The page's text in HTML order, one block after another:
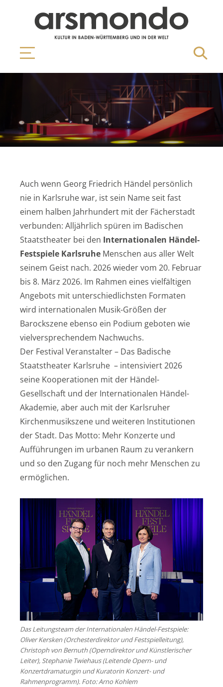
Auch wenn Georg Friedrich Händel persönlich
nie in Karlsruhe war, ist sein Name seit fast
einem halben Jahrhundert mit der Fächerstadt
verbunden: Alljährlich spüren im Badischen
Staatstheater bei den Internationalen Händel-
Festspiele Karlsruhe Menschen aus aller Welt
seinem Geist nach. 2026 wieder vom 20. Februar
bis 8. März 2026. Im Rahmen eines vielfältigen
Angebots mit unterschiedlichsten Formaten
wird internationalen Musik-Größen der
Barockszene ebenso ein Podium geboten wie
vielversprechendem Nachwuchs.
Der Festival Veranstalter – Das Badische
Staatstheater Karlsruhe – intensiviert 2026
seine Kooperationen mit der Händel-
Gesellschaft und der Internationalen Händel-
Akademie, aber auch mit der Karlsruher
Kirchenmusikszene und weiteren Institutionen
der Stadt. Das Motto: Mehr Konzerte und
Aufführungen im urbanen Raum zu verankern
und so den Zugang für noch mehr Menschen zu
ermöglichen.
Das Leitungsteam der Internationalen Händel-Festspiele:
Oliver Kersken (Orchesterdirektor und Festspielleitung),
Christoph von Bernuth (Operndirektor und Künstlerischer
Leiter), Stephanie Twiehaus (Leitende Opern- und
Konzertdramaturgin und Kuratorin Konzert- und
Rahmenprogramm). Foto: Arno Kohlem